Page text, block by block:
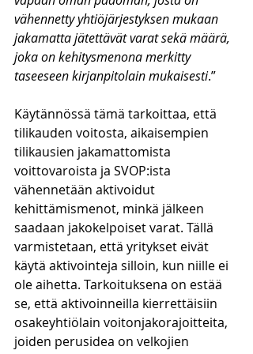
vähennetty yhtiöjärjestyksen mukaan
jakamatta jätettävät varat sekä määrä,
joka on kehitysmenona merkitty
taseeseen kirjanpitolain mukaisesti.”
Käytännössä tämä tarkoittaa, että
tilikauden voitosta, aikaisempien
tilikausien jakamattomista
voittovaroista ja SVOP:ista
vähennetään aktivoidut
kehittämismenot, minkä jälkeen
saadaan jakokelpoiset varat. Tällä
varmistetaan, että yritykset eivät
käytä aktivointeja silloin, kun niille ei
ole aihetta. Tarkoituksena on estää
se, että aktivoinneilla kierrettäisiin
osakeyhtiölain voitonjakorajoitteita,
joiden perusidea on velkojien